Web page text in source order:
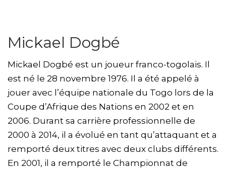
Mickael Dogbé
Mickael Dogbé est un joueur franco-togolais. Il
est né le 28 novembre 1976. Il a été appelé à
jouer avec l’équipe nationale du Togo lors de la
Coupe d’Afrique des Nations en 2002 et en
2006. Durant sa carrière professionnelle de
2000 à 2014, il a évolué en tant qu’attaquant et a
remporté deux titres avec deux clubs différents.
En 2001, il a remporté le Championnat de